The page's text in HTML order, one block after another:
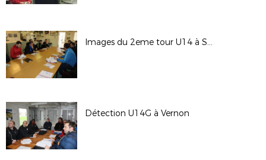
Images du 2eme tour U14 à SAINT SEBASTIEN
Détection U14G à Vernon